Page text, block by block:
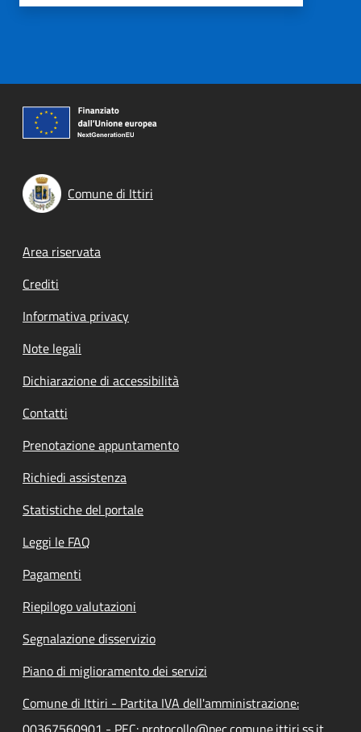
Comune di Ittiri
Footer menu
Area riservata
Crediti
Informativa privacy
Note legali
Dichiarazione di accessibilità
Contatti
Prenotazione appuntamento
Richiedi assistenza
Statistiche del portale
Leggi le FAQ
Pagamenti
Riepilogo valutazioni
Segnalazione disservizio
Piano di miglioramento dei servizi
Comune di Ittiri - Partita IVA dell'amministrazione: